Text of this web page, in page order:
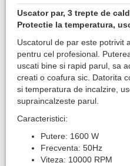
Uscator par, 3 trepte de
Protectie la temperatura,
Uscatorul de par este potrivit
pentru cel profesional.
uscati bine si rapid parul, sa
creati o coafura sic. Datorita
si temperatura de incalzire,
supraincalzeste parul.
Caracteristici:
Putere: 1600 W
Frecventa: 50Hz
Viteza: 10000 RPM